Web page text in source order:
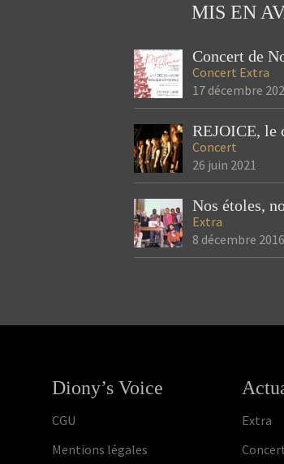
MIS EN
Concert Extra
17 décembre
REJOICE, le
Concert
26 juin 2021
Nos étoles,
Extra
8 décembre 2016
Diony’s Voice
CGU
Mentions légales
Extra